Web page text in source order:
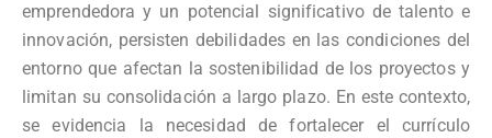
emprendedora y un potencial significativo de talento e
innovación, persisten debilidades en las condiciones del
entorno que afectan la sostenibilidad de los proyectos y
limitan su consolidación a largo plazo. En este contexto,
se evidencia la necesidad de fortalecer el currículo